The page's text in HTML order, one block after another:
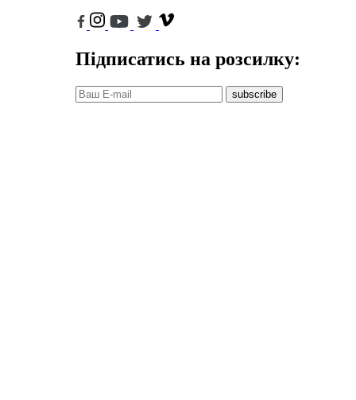
Підписатись на розсилку:
subscribe